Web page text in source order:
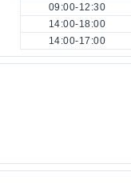
09:00-12:30
14:00-18:00
14:00-17:00